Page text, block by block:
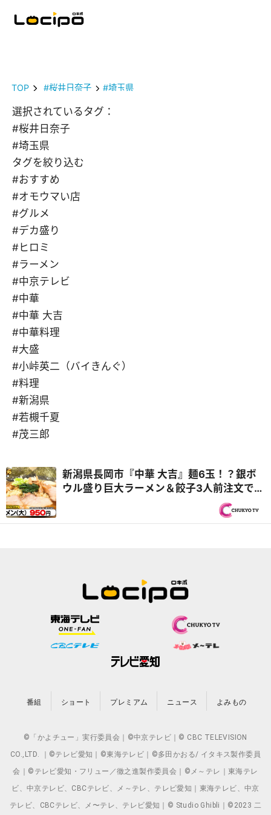
TOP #桜井日奈子 #埼玉県
選択されているタグ：
#桜井日奈子
#埼玉県
タグを絞り込む
#おすすめ
#オモウマい店
#グルメ
#デカ盛り
#ヒロミ
#ラーメン
#中京テレビ
#中華
#中華 大吉
#中華料理
#大盛
#小峠英二（バイきんぐ）
#料理
#新潟県
#若槻千夏
#茂三郎
新潟県長岡市『中華 大吉』麺6玉！？銀ボ
ウル盛り巨大ラーメン＆餃子3人前注文で
番組 ショート プレミアム ニュース よみもの
©「かよチュー」実行委員会｜©中京テレビ｜© CBC TELEVISION
CO.,LTD. ｜©テレビ愛知｜©東海テレビ｜©多田かおる/ イタキス製作委員
会｜©テレビ愛知・フリュー／徹之進製作委員会｜©メ～テレ｜東海テレ
ビ、中京テレビ、CBCテレビ、メ～テレ、テレビ愛知｜東海テレビ、中京
テレビ、CBCテレビ、メ〜テレ、テレビ愛知｜© Studio Ghibli｜©2023 二